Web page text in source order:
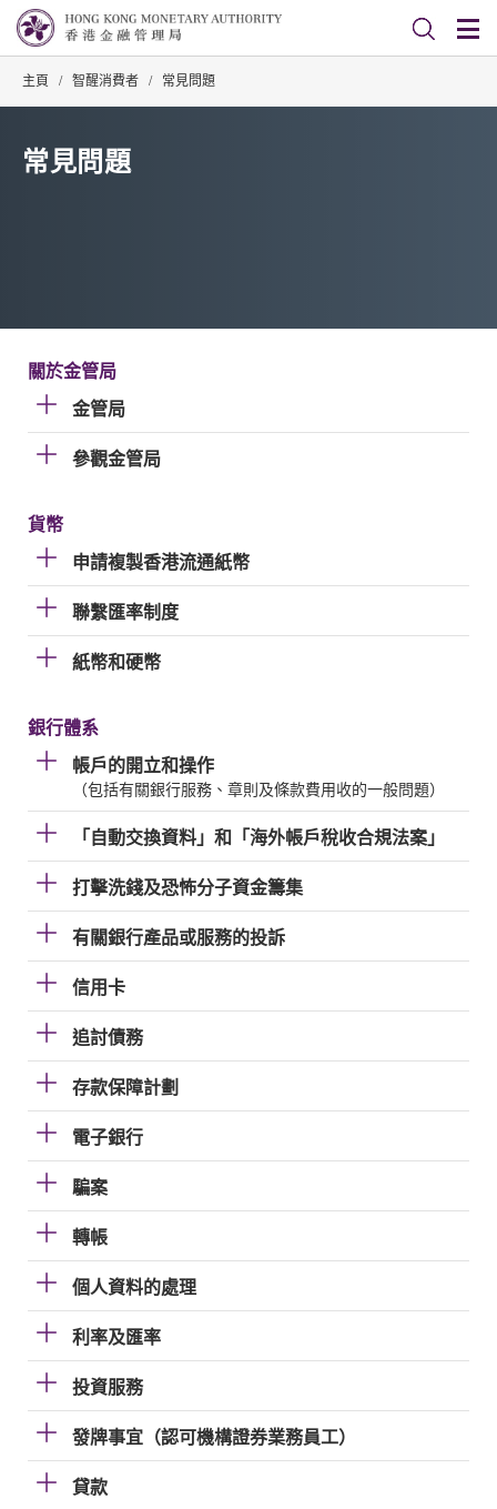
主頁 / 智醒消費者 / 常見問題
常見問題
關於金管局
金管局
參觀金管局
貨幣
申請複製香港流通紙幣
聯繫匯率制度
紙幣和硬幣
銀行體系
帳戶的開立和操作
（包括有關銀行服務、章則及條款費用收的一般問題）
「自動交換資料」和「海外帳戶稅收合規法案」
打擊洗錢及恐怖分子資金籌集
有關銀行產品或服務的投訴
信用卡
追討債務
存款保障計劃
電子銀行
騙案
轉帳
個人資料的處理
利率及匯率
投資服務
發牌事宜（認可機構證券業務員工）
貸款